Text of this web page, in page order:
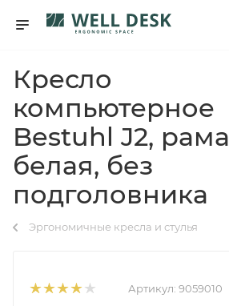
Кресло
компьютерное
Bestuhl J2, рама
белая, без
подголовника
Эргономичные кресла и стулья
Артикул: 9059010